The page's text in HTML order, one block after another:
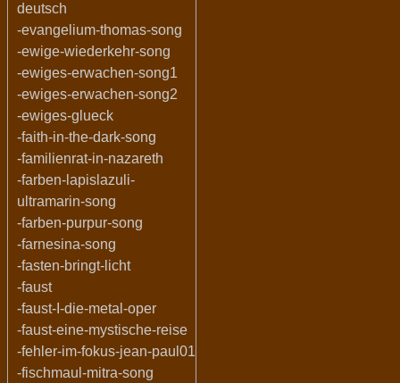
deutsch
-evangelium-thomas-song
-ewige-wiederkehr-song
-ewiges-erwachen-song1
-ewiges-erwachen-song2
-ewiges-glueck
-faith-in-the-dark-song
-familienrat-in-nazareth
-farben-lapislazuli-
ultramarin-song
-farben-purpur-song
-farnesina-song
-fasten-bringt-licht
-faust
-faust-I-die-metal-oper
-faust-eine-mystische-reise
-fehler-im-fokus-jean-paul01
-fischmaul-mitra-song